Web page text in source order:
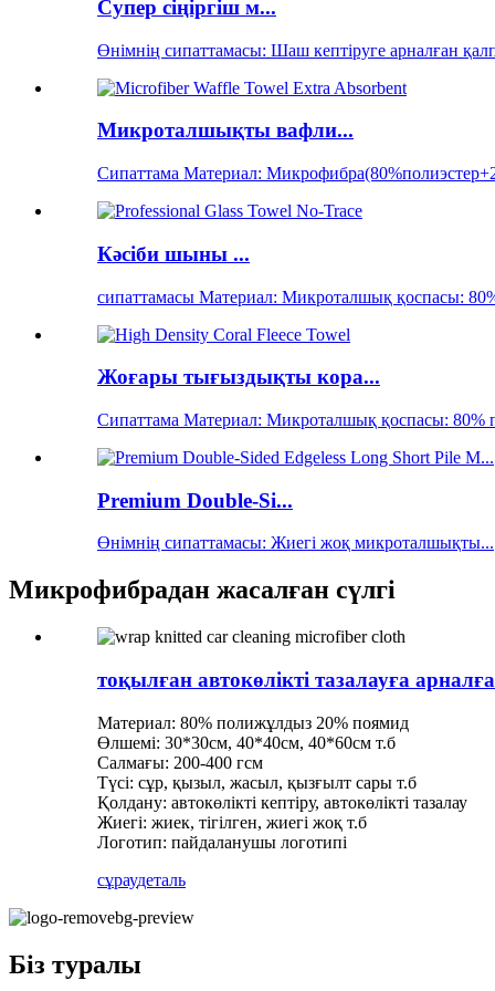
Супер сіңіргіш м...
Өнімнің сипаттамасы: Шаш кептіруге арналған
Микроталшықты вафли...
Сипаттама Материал:
Кәсіби шыны ...
сипаттамасы Материал: Микроталшық қоспасы:
Жоғары тығыздықты кора...
Сипаттама Материал: Микроталшық қоспасы: 80%
Premium Double-Si...
Өнімнің сипаттамасы: Жиегі жоқ микроталшықты...
Микрофибрадан жасалған сүлгі
тоқылған автокөлікті тазалауға
Материал: 80% полижұлдыз 20% поямид
Өлшемі: 30*30см, 40*40см, 40*60см т.б
Салмағы: 200-400 гсм
Түсі: сұр, қызыл, жасыл, қызғылт сары т.б
Қолдану: автокөлікті кептіру, автокөлікті тазалау
Жиегі: жиек, тігілген, жиегі жоқ т.б
Логотип: пайдаланушы логотипі
сұраудеталь
Біз туралы